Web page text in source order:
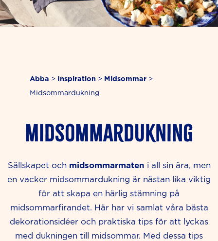
Abba > Inspiration > Midsommar>
Midsommardukning
Midsommardukning
Sällskapet och midsommarmaten i all sin ära, men
en vacker midsommardukning är nästan lika viktig
för att skapa en härlig stämning på
midsommarfirandet. Här har vi samlat våra bästa
dekorationsidéer och praktiska tips för att lyckas
med dukningen till midsommar. Med dessa tips